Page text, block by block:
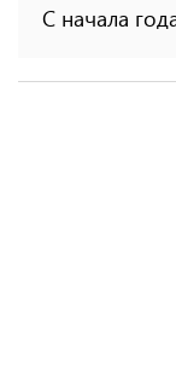
С начала